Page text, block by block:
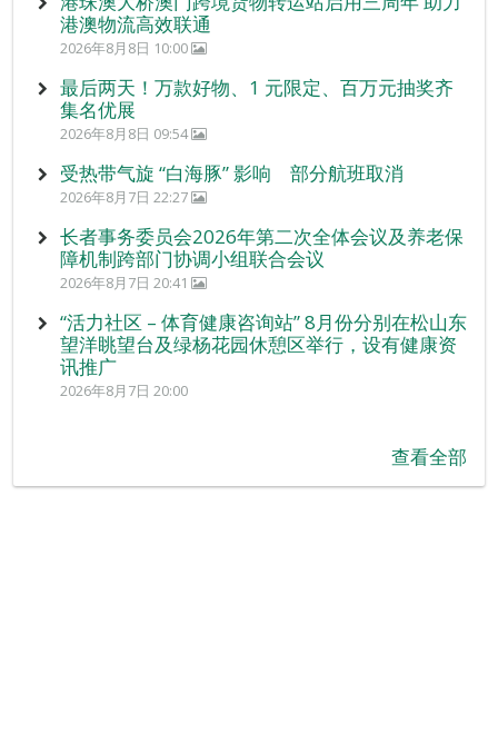
港澳物流高效联通
2026年8月8日 10:00
最后两天！万款好物、1 元限定、百万元抽奖齐
集名优展
2026年8月8日 09:54
受热带气旋 “白海豚” 影响 部分航班取消
2026年8月7日 22:27
长者事务委员会2026年第二次全体会议及养老保
障机制跨部门协调小组联合会议
2026年8月7日 20:41
“活力社区 – 体育健康咨询站” 8月份分别在松山东
望洋眺望台及绿杨花园休憩区举行，设有健康资
讯推广
2026年8月7日 20:00
查看全部